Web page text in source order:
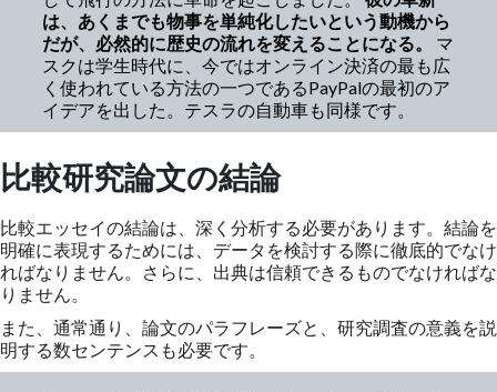
は、あくまでも物事を単純化したいという動機から
だが、必然的に歴史の流れを変えることになる。 マ
スクは学生時代に、今ではオンライン決済の最も広
く使われている方法の一つであるPayPalの最初のア
イデアを出した。テスラの自動車も同様です。
比較研究論文の結論
比較エッセイの結論は、深く分析する必要があります。結論を
明確に表現するためには、データを検討する際に徹底的でなけ
ればなりません。さらに、出典は信頼できるものでなければな
りません。
また、通常通り、論文のパラフレーズと、研究調査の意義を説
明する数センテンスも必要です。